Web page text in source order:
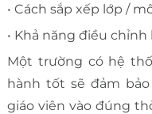
• Cách sắp xếp lớp /
• Khả năng điều
Một trường có hệ
hành tốt sẽ đảm
giáo viên vào đúng